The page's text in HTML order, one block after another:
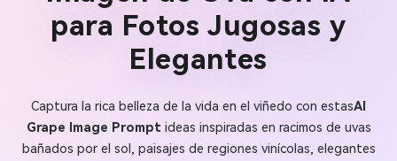
para Fotos Jugosas y
Elegantes
Captura la rica belleza de la vida en el viñedo con estasAI
Grape Image Promptideas inspiradas en racimos de uvas
bañados por el sol, paisajes de regiones vinícolas, elegantes